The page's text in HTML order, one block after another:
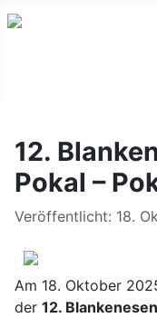
12.
Pokal –
Details
Veröffentlicht: 18.
Am 18. Oktober
der 12.